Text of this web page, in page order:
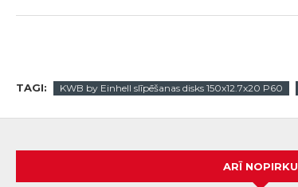
TAGI: KWB by Einhell slīpēšanas disks 150x12.7x20 P60
ARĪ NOPIRKU